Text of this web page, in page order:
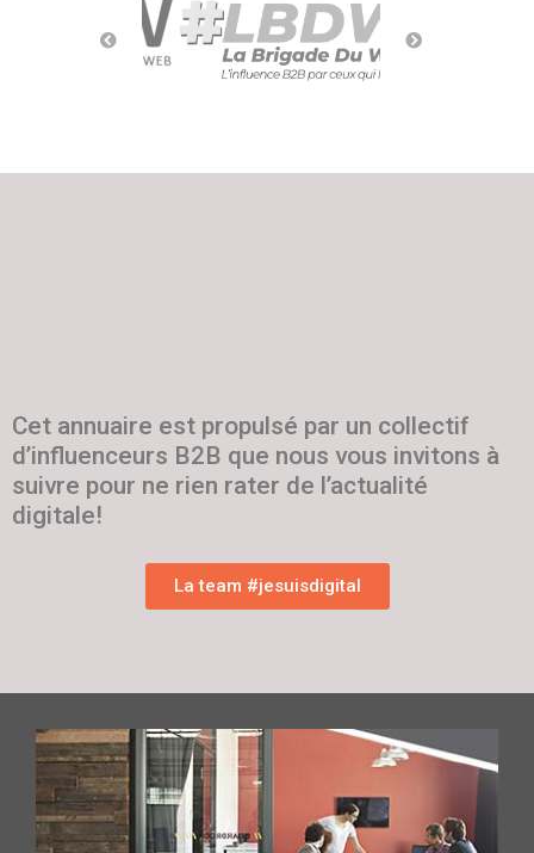
Cet annuaire est propulsé par un collectif
d’influenceurs B2B que nous vous invitons à
suivre pour ne rien rater de l’actualité
digitale!
La team #jesuisdigital